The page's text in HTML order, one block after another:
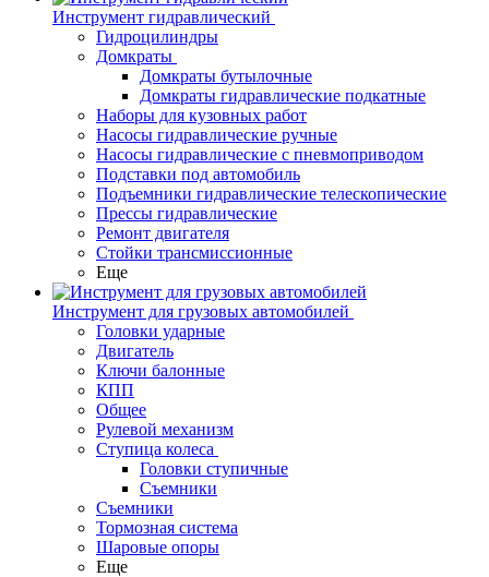
Инструмент гидравлический
Гидроцилиндры
Домкраты
Домкраты бутылочные
Домкраты гидравлические подкатные
Наборы для кузовных работ
Насосы гидравлические ручные
Насосы гидравлические с пневмоприводом
Подставки под автомобиль
Подъемники гидравлические телескопические
Прессы гидравлические
Ремонт двигателя
Стойки трансмиссионные
Еще
Инструмент для грузовых автомобилей
Головки ударные
Двигатель
Ключи балонные
КПП
Общее
Рулевой механизм
Ступица колеса
Головки ступичные
Съемники
Съемники
Тормозная система
Шаровые опоры
Еще